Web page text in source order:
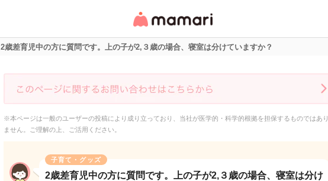
リ・情報サイト
2歳差育児中の方に質問です。上の子が2,３歳の場合、寝室は分けていますか？
※本ページは一般のユーザーの投稿により成り立っており、当社が医学的・科学的根拠を担保するものではあり
ません。ご理解の上、ご活用ください。
子育て・グッズ
2歳差育児中の方に質問です。上の子が2,３歳の場合、寝室は分け